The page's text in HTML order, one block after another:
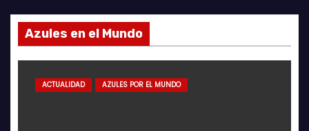
Azules en el Mundo
ACTUALIDAD AZULES POR EL MUNDO